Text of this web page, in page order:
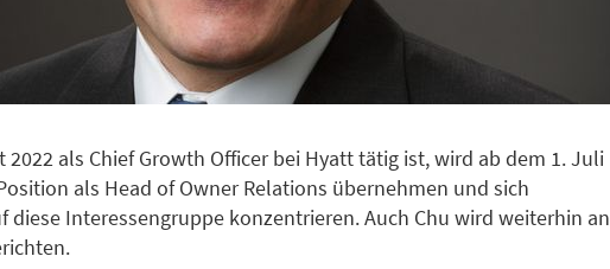
2022 als Chief Growth Officer bei Hyatt tätig ist, wird ab dem 1. Juli
als Head of Owner Relations übernehmen und sich
diese Interessengruppe konzentrieren. Auch Chu wird weiterhin an